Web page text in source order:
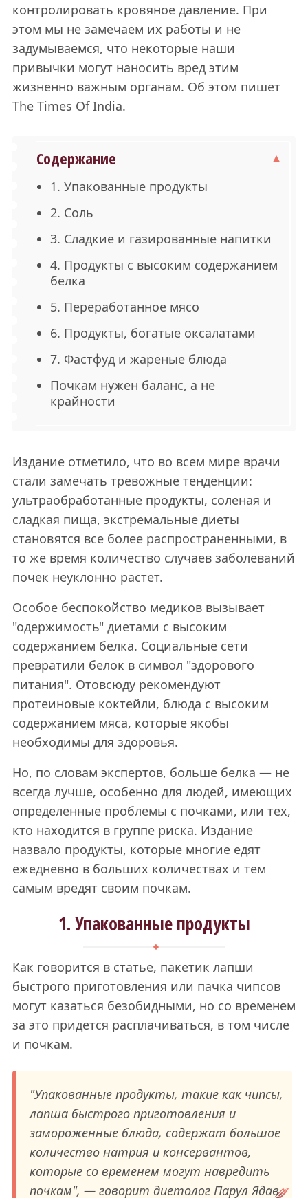
контролировать кровяное давление. При
этом мы не замечаем их работы и не
задумываемся, что некоторые наши
привычки могут наносить вред этим
жизненно важным органам. Об этом пишет
The Times Of India.
Содержание
1. Упакованные продукты
2. Соль
3. Сладкие и газированные напитки
4. Продукты с высоким содержанием
белка
5. Переработанное мясо
6. Продукты, богатые оксалатами
7. Фастфуд и жареные блюда
Почкам нужен баланс, а не
крайности
Издание отметило, что во всем мире врачи
стали замечать тревожные тенденции:
ультраобработанные продукты, соленая и
сладкая пища, экстремальные диеты
становятся все более распространенными, в
то же время количество случаев заболеваний
почек неуклонно растет.
Особое беспокойство медиков вызывает
"одержимость" диетами с высоким
содержанием белка. Социальные сети
превратили белок в символ "здорового
питания". Отовсюду рекомендуют
протеиновые коктейли, блюда с высоким
содержанием мяса, которые якобы
необходимы для здоровья.
Но, по словам экспертов, больше белка — не
всегда лучше, особенно для людей, имеющих
определенные проблемы с почками, или тех,
кто находится в группе риска. Издание
назвало продукты, которые многие едят
ежедневно в больших количествах и тем
самым вредят своим почкам.
1. Упакованные продукты
Как говорится в статье, пакетик лапши
быстрого приготовления или пачка чипсов
могут казаться безобидными, но со временем
за это придется расплачиваться, в том числе
и почкам.
"Упакованные продукты, такие как чипсы,
лапша быстрого приготовления и
замороженные блюда, содержат большое
количество натрия и консервантов,
которые со временем могут навредить
почкам", — говорит диетолог Парул Ядав.